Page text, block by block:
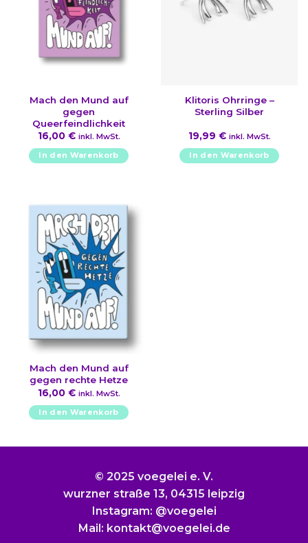
Mach den Mund auf
gegen
Queerfeindlichkeit
16,00 € inkl. MwSt.
In den Warenkorb
Klitoris Ohrringe –
Sterling Silber
19,99 € inkl. MwSt.
In den Warenkorb
Mach den Mund auf
gegen rechte Hetze
16,00 € inkl. MwSt.
In den Warenkorb
© 2025 voegelei e. V.
wurzner straße 13, 04315 leipzig
Instagram: @voegelei
Mail: kontakt@voegelei.de